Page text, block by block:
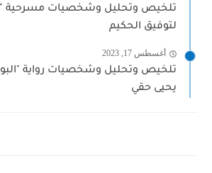
تلخيص وتحليل وشخصيات مسرحية
لتوفيق الحكيم
أغسطس 17, 2023
تلخيص وتحليل وشخصيات رواية
يحيى حقي